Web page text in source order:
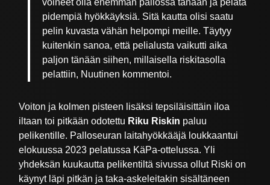
voineet olla enemmän pallossa tänään ja pelata
pidempiä hyökkäyksiä. Sitä kautta olisi saatu
pelin kuvasta vähän helpompi meille. Täytyy
kuitenkin sanoa, että pelialusta vaikutti aika
paljon tänään siihen, millaisella riskitasolla
pelattiin, Nuutinen kommentoi.
Voiton ja kolmen pisteen lisäksi tepsiläisittäin iloa
iltaan toi pitkään odotettu Riku Riskin paluu
pelikentille. Palloseuran laitahyökkääjä loukkaantui
elokuussa 2023 pelatussa KäPa-ottelussa. Yli
yhdeksän kuukautta pelikentiltä sivussa ollut Riski on
käynyt läpi pitkän ja taka-askeleitakin sisältäneen